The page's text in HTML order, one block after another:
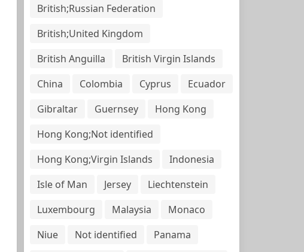
British;Russian Federation
British;United Kingdom
British Anguilla
British Virgin Islands
China
Colombia Cyprus
Ecuador
Gibraltar
Guernsey
Hong Kong
Hong Kong;Not identified
Hong Kong;Virgin Islands
Indonesia
Isle of Man
Jersey
Liechtenstein
Luxembourg
Malaysia
Monaco
Niue
Not identified
Panama